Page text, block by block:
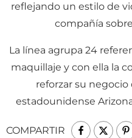
reflejando un estilo de
compañía
La línea agrupa 24
maquillaje y con ella la
reforzar su
estadounidense
COMPARTIR